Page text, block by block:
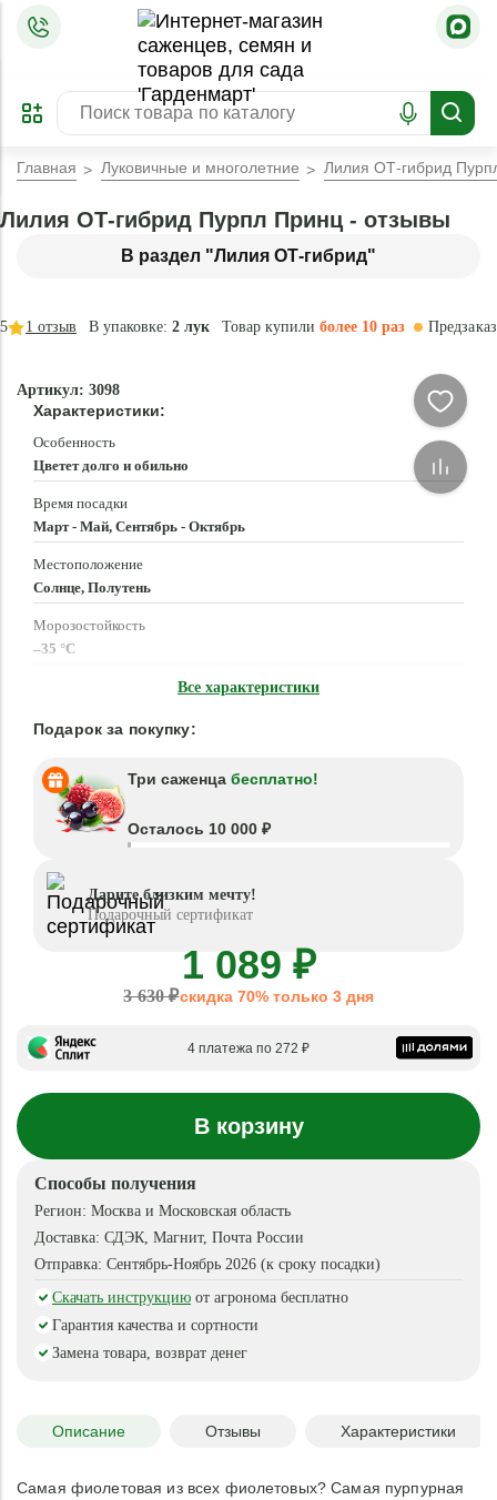
ПРЕДЗАКАЗ
ЗАБРОНИРОВАТЬ
ЛУЧШЕЕ
Главная Луковичные и многолетние Лилия ОТ-гибрид
В раздел "Лилия ОТ-гибрид"
Лилия ОТ-гибрид Пурпл Принц - отзывы
В упаковке: 2 лук Товар купили более 10 раз
5 1 отзыв Предзаказ
–35 °
Артикул: 3098
Характеристики:
Особенность
Цветет долго и обильно
Время посадки
Март - Май, Сентябрь - Октябрь
Местоположение
Солнце, Полутень
Морозостойкость
–35 °C
Все характеристики
Подарок за покупку:
Три саженца бесплатно!
Осталось 10 000 ₽
Дарите близким мечту!
Подарочный сертификат
1 089 ₽
3 630 ₽скидка 70% только 3 дня
4 платежа по 272 ₽
В корзину
Способы получения
Регион: Москва и Московская область
Доставка: СДЭК, Магнит, Почта России
Отправка: Сентябрь-Ноябрь 2026 (к сроку посадки)
Скачать инструкцию от агронома бесплатно
Гарантия качества и сортности
Замена товара, возврат денег
Описание Отзывы Характеристики
Самая фиолетовая из всех фиолетовых? Самая пурпурная